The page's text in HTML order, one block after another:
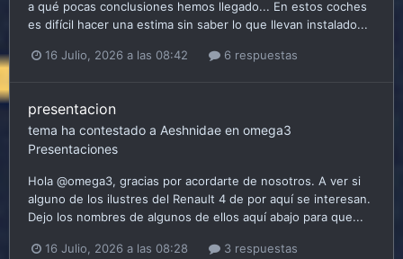
a qué pocas conclusiones hemos llegado... En estos coches
es difícil hacer una estima sin saber lo que llevan instalado...
16 Julio, 2026 a las 08:42 6 respuestas
presentacion
tema ha contestado a Aeshnidae en omega3
Presentaciones
Hola @omega3, gracias por acordarte de nosotros. A ver si
alguno de los ilustres del Renault 4 de por aquí se interesan.
Dejo los nombres de algunos de ellos aquí abajo para que...
16 Julio, 2026 a las 08:28 3 respuestas